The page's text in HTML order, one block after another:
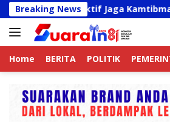
Langsung
ke
konten
Breaking News
Online Aktif Jaga Kamtibmas
Home BERITA POLITIK